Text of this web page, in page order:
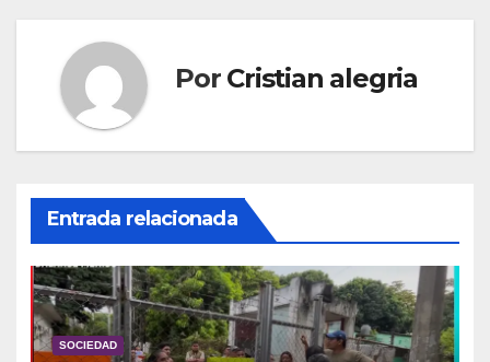
Por Cristian alegria
Entrada relacionada
SOCIEDAD